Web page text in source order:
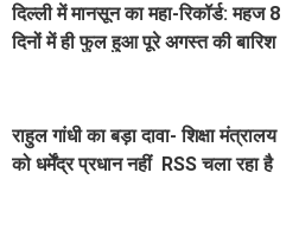
दिल्ली में मानसून का महा-रिकॉर्ड: महज 8
दिनों में ही फुल हुआ पूरे अगस्त की बारिश
राहुल गांधी का बड़ा दावा- शिक्षा मंत्रालय
को धर्मेंद्र प्रधान नहीं RSS चला रहा है